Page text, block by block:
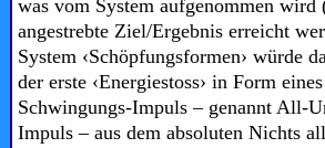
was vom System aufgenommen wird
angestrebte Ziel/Ergebnis erreicht
System ‹Schöpfungsformen› würde
der erste ‹Energiestoss› in Form
Schwingungs-Impuls – genannt All-
Impuls – aus dem absoluten Nichts